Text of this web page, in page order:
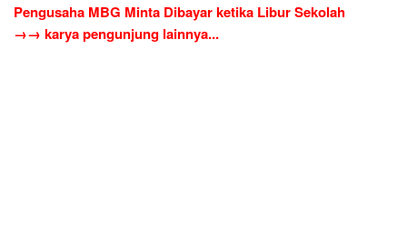
Pengusaha MBG Minta Dibayar ketika Libur Sekolah
→→ karya pengunjung lainnya...